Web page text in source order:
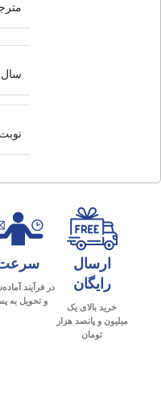
ارسال
رایگان
خرید بالای یک
میلیون و پانصد هزار
تومان
در فرآیند
و تحویل به